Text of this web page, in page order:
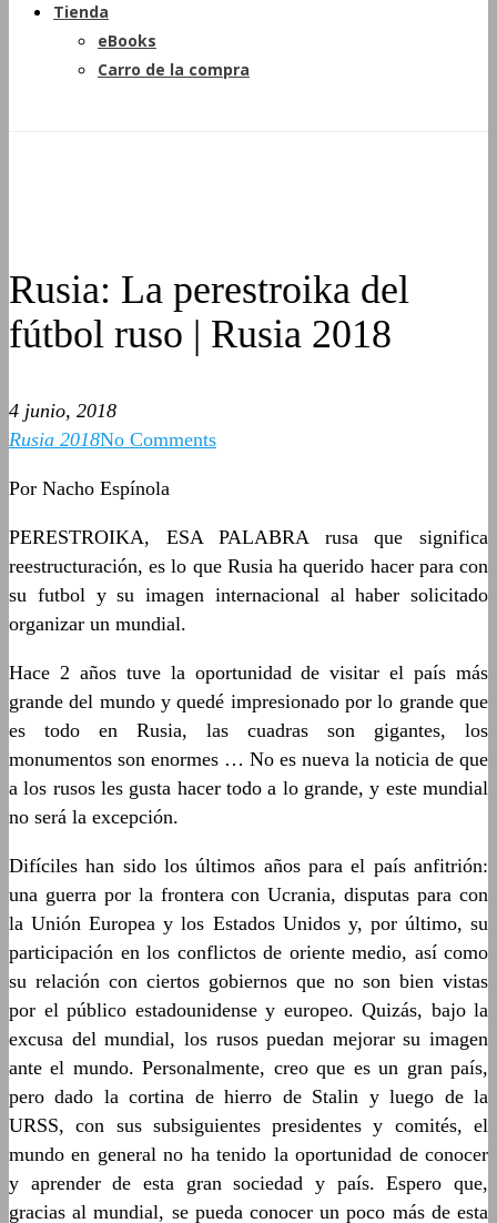
Tienda
eBooks
Carro de la compra
Rusia: La perestroika del
fútbol ruso | Rusia 2018
4 junio, 2018
Rusia 2018No Comments
Por Nacho Espínola
PERESTROIKA, ESA PALABRA rusa que significa
reestructuración, es lo que Rusia ha querido hacer para con
su futbol y su imagen internacional al haber solicitado
organizar un mundial.
Hace 2 años tuve la oportunidad de visitar el país más
grande del mundo y quedé impresionado por lo grande que
es todo en Rusia, las cuadras son gigantes, los
monumentos son enormes … No es nueva la noticia de que
a los rusos les gusta hacer todo a lo grande, y este mundial
no será la excepción.
Difíciles han sido los últimos años para el país anfitrión:
una guerra por la frontera con Ucrania, disputas para con
la Unión Europea y los Estados Unidos y, por último, su
participación en los conflictos de oriente medio, así como
su relación con ciertos gobiernos que no son bien vistas
por el público estadounidense y europeo. Quizás, bajo la
excusa del mundial, los rusos puedan mejorar su imagen
ante el mundo. Personalmente, creo que es un gran país,
pero dado la cortina de hierro de Stalin y luego de la
URSS, con sus subsiguientes presidentes y comités, el
mundo en general no ha tenido la oportunidad de conocer
y aprender de esta gran sociedad y país. Espero que,
gracias al mundial, se pueda conocer un poco más de esta